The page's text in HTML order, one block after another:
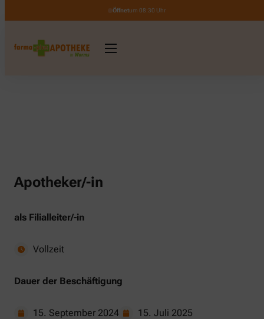
Öffnetum 08:30 Uhr
Apotheker/-in
als Filialleiter/-in
Vollzeit
Dauer der Beschäftigung
15. September 2024 15. Juli 2025